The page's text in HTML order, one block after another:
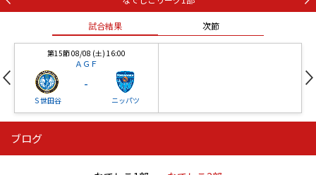
試合結果 次節
第15節 08/08 (土) 16:00
ＡＧＦ
Ｓ世田谷
-
ニッパツ
ニッパツ 石人の星
ブログ